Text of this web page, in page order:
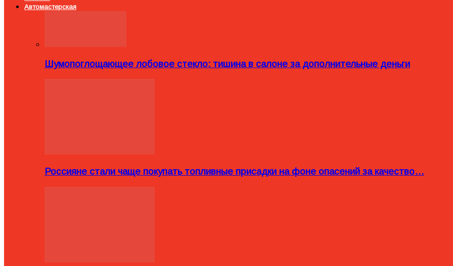
Автомастерская
Шумопоглощающее лобовое стекло: тишина в салоне за дополнительные деньги
Россияне стали чаще покупать топливные присадки на фоне опасений за качество…